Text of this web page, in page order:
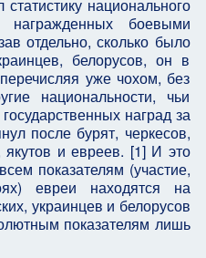
национального
награжденных боевыми
отдельно, сколько было
белорусов, он в
уже чохом, без
национальности, чьи
наград за
после бурят, черкесов,
якутов и евреев. [1] И это
показателям (участие,
евреи находятся на
украинцев и белорусов
показателям лишь